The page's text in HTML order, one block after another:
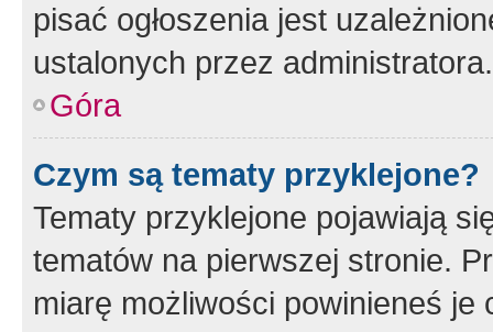
pisać ogłoszenia jest
ustalonych przez administratora.
Góra
Czym są tematy przyklejone?
Tematy przyklejone pojawiają
tematów na pierwszej stronie.
miarę możliwości powinieneś je